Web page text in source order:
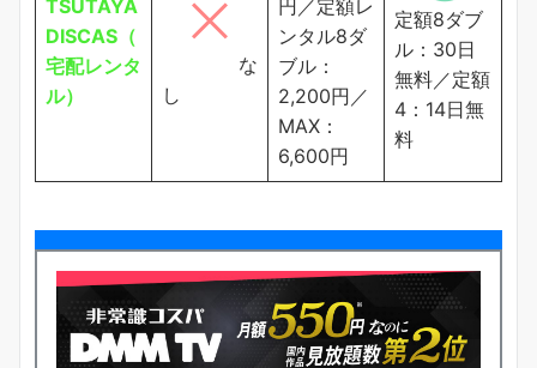
TSUTAYA
DISCAS（
宅配レンタ
ル）
な
し
円／定額レ
ンタル8ダ
ブル：
2,200円／
MAX：
6,600円
定額8ダブ
ル：30日
無料／定額
4：14日無
料